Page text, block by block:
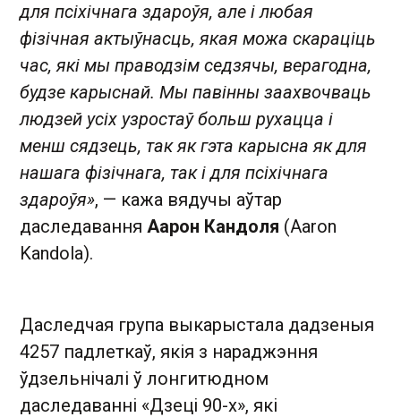
для псіхічнага здароўя, але і любая
фізічная актыўнасць, якая можа скараціць
час, які мы праводзім седзячы, верагодна,
будзе карыснай. Мы павінны заахвочваць
людзей усіх узростаў больш рухацца і
менш сядзець, так як гэта карысна як для
нашага фізічнага, так і для псіхічнага
здароўя», — кажа вядучы аўтар
даследавання Аарон Кандоля (Aaron
Kandola).
Даследчая група выкарыстала дадзеныя
4257 падлеткаў, якія з нараджэння
ўдзельнічалі ў лонгитюдном
даследаванні «Дзеці 90-х», які